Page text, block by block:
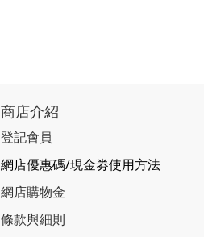
商店介紹
登記會員
網店優惠碼/現金劵使用方法
網店購物金
條款與細則